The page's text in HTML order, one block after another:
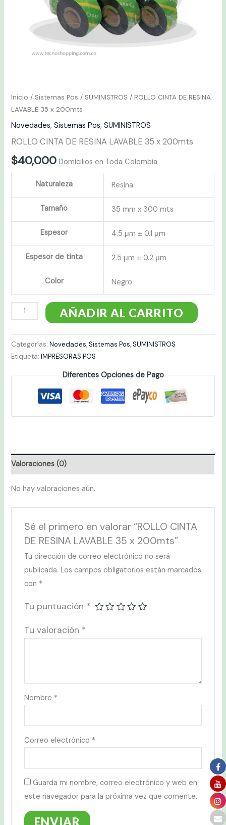
Inicio / Sistemas Pos / SUMINISTROS / ROLLO CINTA DE RESINA
LAVABLE 35 x 200mts
Novedades,Sistemas Pos,SUMINISTROS
ROLLO CINTA DE RESINA LAVABLE 35 x 200mts
$40,000 Domicilios en Toda Colombia
Naturaleza Resina
Tamaño 35 mm x 300 mts
Espesor 4.5 μm ± 0.1 μm
Espesor de tinta 2.5 μm ± 0.2 μm
Color Negro
AÑADIR AL CARRITO
Categorías:Novedades,Sistemas Pos,SUMINISTROS
Etiqueta:IMPRESORAS POS
Diferentes Opciones de Pago
Valoraciones (0)
No hay valoraciones aún.
Sé el primero en valorar “ROLLO CINTA
DE RESINA LAVABLE 35 x 200mts”
Tu dirección de correo electrónico no será
publicada. Los campos obligatorios están marcados
con *
Tu puntuación *
Tu valoración *
Nombre *
Correo electrónico *
Guarda mi nombre, correo electrónico y web en
este navegador para la próxima vez que comente.